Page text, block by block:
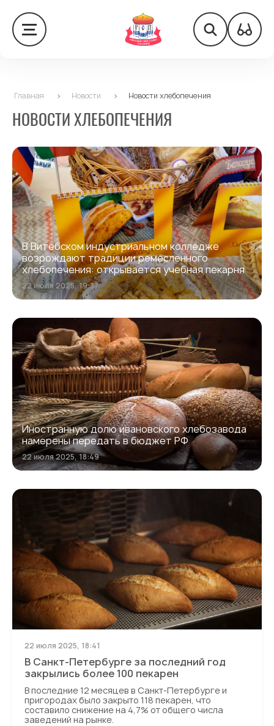
Главная > Новости > Новости хлебопечения
НОВОСТИ ХЛЕБОПЕЧЕНИЯ
В Витебском индустриальном колледже
возрождают традиции ремесленного
хлебопечения: открывается учебная пекарня
22 июля 2025, 19:37
Иностранную долю ивановского хлебозавода
намерены передать в бюджет РФ
22 июля 2025, 18:49
В Санкт-Петербурге за последний год
закрылись более 100 пекарен
22 июля 2025, 18:41
В последние 12 месяцев в Санкт-Петербурге и
пригородах было закрыто 118 пекарен, что
составило снижение на 4,7% от общего числа
заведений на рынке.